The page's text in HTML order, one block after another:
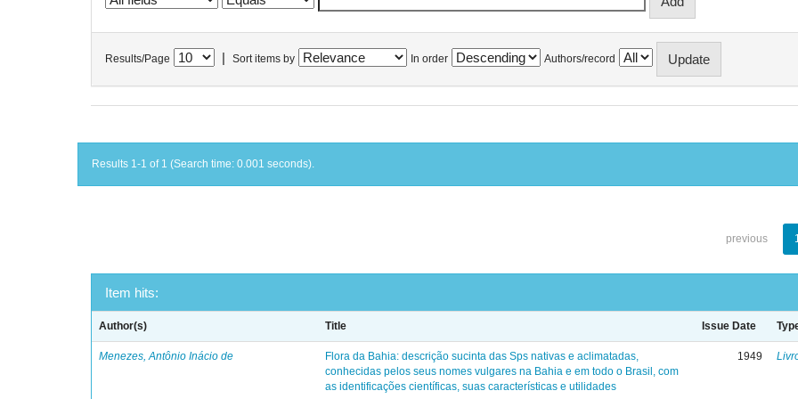
Results/Page Sort items by In order Authors/record
Results 1-1 of 1 (Search time: 0.001 seconds).
previous
Item hits:
Author(s) Title Issue Date
Menezes, Antônio Inácio de
Flora da Bahia: descrição sucinta das Sps nativas e aclimatadas,
conhecidas pelos seus nomes vulgares na Bahia e em todo o Brasil, com
as identificações científicas, suas características e utilidades
1949